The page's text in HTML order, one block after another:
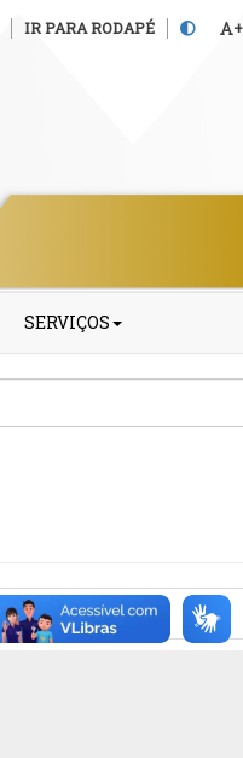
IR PARA RODAPÉ +
SERVIÇOS